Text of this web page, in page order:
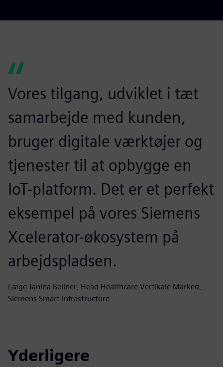
Vores tilgang, udviklet i tæt
samarbejde med kunden,
bruger digitale værktøjer og
tjenester til at opbygge en
IoT-platform. Det er et perfekt
eksempel på vores Siemens
Xcelerator-økosystem på
arbejdspladsen.
Læge Janina Beilner, Head Healthcare Vertikale Marked,
Siemens Smart Infrastructure
Yderligere